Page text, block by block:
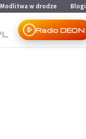
Modlitwa w drodze Blogi
Radio DEON